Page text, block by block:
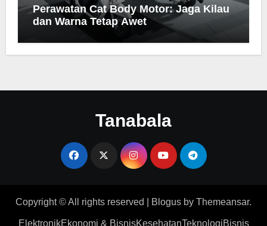
Perawatan Cat Body Motor: Jaga Kilau
dan Warna Tetap Awet
Tanabala
Copyright © All rights reserved Blogus by Themeansar.
ElektronikEkonomi & BisnisKesehatanTeknologiBisnis